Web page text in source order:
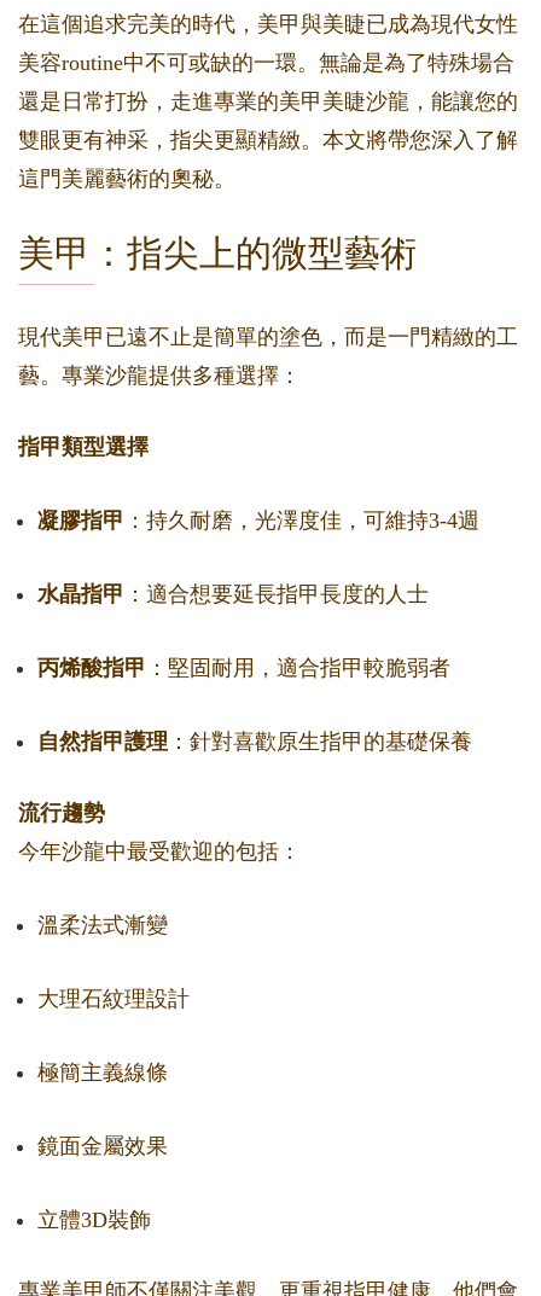
在這個追求完美的時代，美甲與美睫已成為現代女性
美容routine中不可或缺的一環。無論是為了特殊場合
還是日常打扮，走進專業的美甲美睫沙龍，能讓您的
雙眼更有神采，指尖更顯精緻。本文將帶您深入了解
這門美麗藝術的奧秘。
美甲：指尖上的微型藝術
現代美甲已遠不止是簡單的塗色，而是一門精緻的工
藝。專業沙龍提供多種選擇：
指甲類型選擇
凝膠指甲 ：持久耐磨，光澤度佳，可維持3-4週
水晶指甲 ：適合想要延長指甲長度的人士
丙烯酸指甲 ：堅固耐用，適合指甲較脆弱者
自然指甲護理 ：針對喜歡原生指甲的基礎保養
流行趨勢
今年沙龍中最受歡迎的包括：
溫柔法式漸變
大理石紋理設計
極簡主義線條
鏡面金屬效果
立體3D裝飾